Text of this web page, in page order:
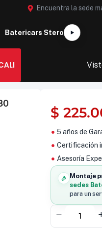
Encuentra la sede
Batericars Stero
$
5 años de
Certificación
Asesoría
Montaje
sedes
para un